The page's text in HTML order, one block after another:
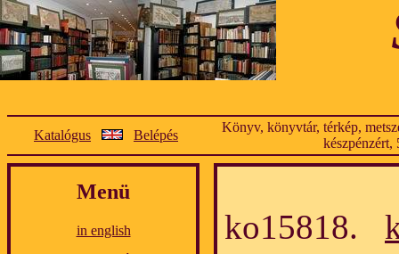
Katalógus Belépés
Könyv, könyvtár, térkép,
készpénzért,
Menü
in english
ko15818.